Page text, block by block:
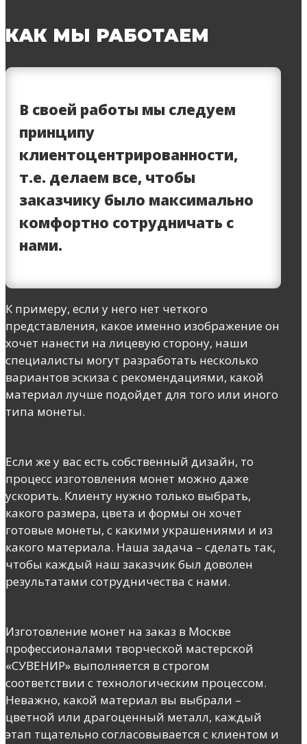
КАК МЫ РАБОТАЕМ
В своей работы мы следуем
принципу
клиентоцентрированности,
т.е. делаем все, чтобы
заказчику было максимально
комфортно сотрудничать с
нами.
К примеру, если у него нет четкого
представления, какое именно изображение он
хочет нанести на лицевую сторону, наши
специалисты могут разработать несколько
вариантов эскиза с рекомендациями, какой
материал лучше подойдет для того или иного
типа монеты.
Если же у вас есть собственный дизайн, то
процесс изготовления монет можно даже
ускорить. Клиенту нужно только выбрать,
какого размера, цвета и формы он хочет
готовые монеты, с какими украшениями и из
какого материала. Наша задача – сделать так,
чтобы каждый наш заказчик был доволен
результатами сотрудничества с нами.
Изготовление монет на заказ в Москве
профессионалами творческой мастерской
«СУВЕНИР» выполняется в строгом
соответствии с технологическим процессом.
Неважно, какой материал вы выбрали –
цветной или драгоценный металл, каждый
этап тщательно согласовывается с клиентом и